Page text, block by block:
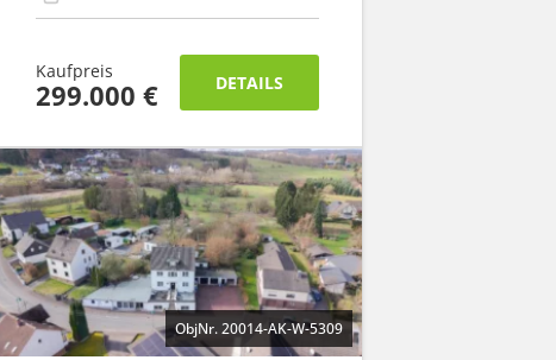
Kaufpreis
299.000 € DETAILS
ObjNr. 20014-AK-W-5309